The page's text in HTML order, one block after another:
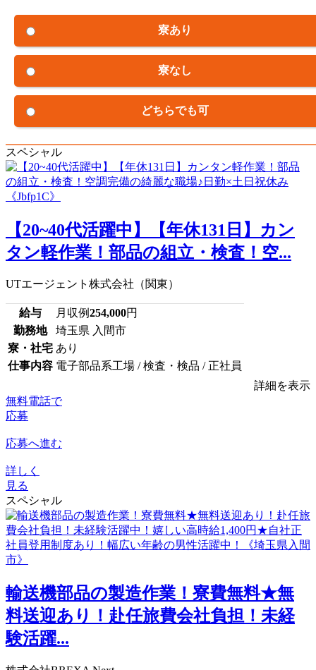
寮あり
寮なし
どちらでも可
スペシャル
【20~40代活躍中】【年休131日】カン
タン軽作業！部品の組立・検査！空...
UTエージェント株式会社（関東）
給与 月収例254,000円
勤務地
埼玉県 入間市
寮・社宅 あり
仕事内容 電子部品系工場 / 検査・検品 / 正社員
詳細を表示
無料電話で
応募
応募へ進む
詳しく
見る
スペシャル
輸送機部品の製造作業！寮費無料★無
料送迎あり！赴任旅費会社負担！未経
験活躍...